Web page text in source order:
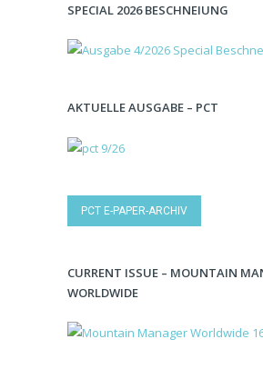
SPECIAL 2026 BESCHNEIUNG
AKTUELLE AUSGABE – PCT
PCT E-PAPER-ARCHIV
CURRENT ISSUE – MOUNTAIN
WORLDWIDE